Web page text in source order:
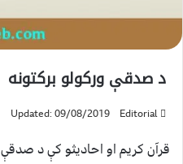
د صدقې ورکولو برکتونه
Editorial
Updated: 09/08/2019
قرآن کریم او احادیثو کې د